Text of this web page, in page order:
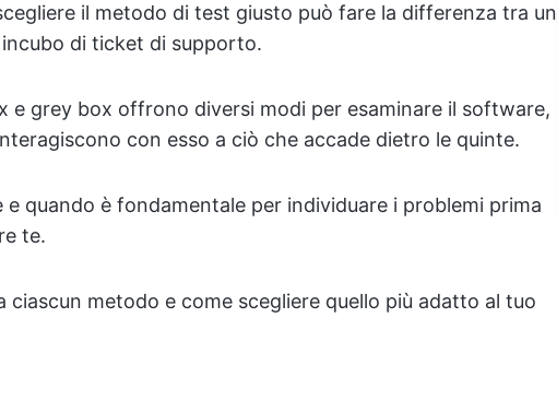
il metodo di test giusto può fare la differenza tra un
di ticket di supporto.
e grey box offrono diversi modi per esaminare il software,
con esso a ciò che accade dietro le quinte.
e quando è fondamentale per individuare i problemi prima
te.
ciascun metodo e come scegliere quello più adatto al tuo